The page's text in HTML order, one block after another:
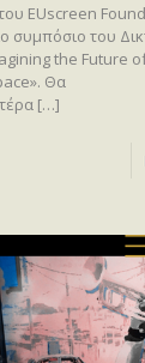
EUscreen
συμπόσιο του
the Future
Θα
[…]